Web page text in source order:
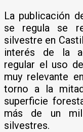
La publicación
se regula se
silvestre en
interés de la
regular el uso
muy relevante
torno a la
superficie
más de un
silvestres.